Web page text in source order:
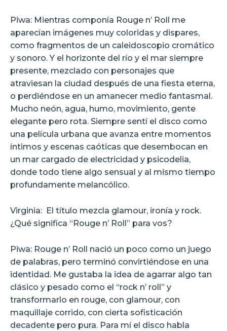
Piwa: Mientras componía Rouge n’ Roll me
aparecían imágenes muy coloridas y dispares,
como fragmentos de un caleidoscopio cromático
y sonoro. Y el horizonte del río y el mar siempre
presente, mezclado con personajes que
atraviesan la ciudad después de una fiesta eterna,
o perdiéndose en un amanecer medio fantasmal.
Mucho neón, agua, humo, movimiento, gente
elegante pero rota. Siempre sentí el disco como
una película urbana que avanza entre momentos
íntimos y escenas caóticas que desembocan en
un mar cargado de electricidad y psicodelia,
donde todo tiene algo sensual y al mismo tiempo
profundamente melancólico.
Virginia: El título mezcla glamour, ironía y rock.
¿Qué significa “Rouge n’ Roll” para vos?
Piwa: Rouge n’ Roll nació un poco como un juego
de palabras, pero terminó convirtiéndose en una
identidad. Me gustaba la idea de agarrar algo tan
clásico y pesado como el “rock n’ roll” y
transformarlo en rouge, con glamour, con
maquillaje corrido, con cierta sofisticación
decadente pero pura. Para mí el disco habla